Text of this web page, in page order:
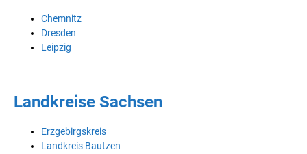
Chemnitz
Dresden
Leipzig
Landkreise Sachsen
Erzgebirgskreis
Landkreis Bautzen